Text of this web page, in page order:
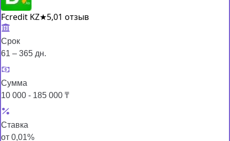
Fcredit KZ★5,01 отзыв
Срок
61 – 365 дн.
Сумма
10 000 - 185 000 ₸
Ставка
от 0,01%